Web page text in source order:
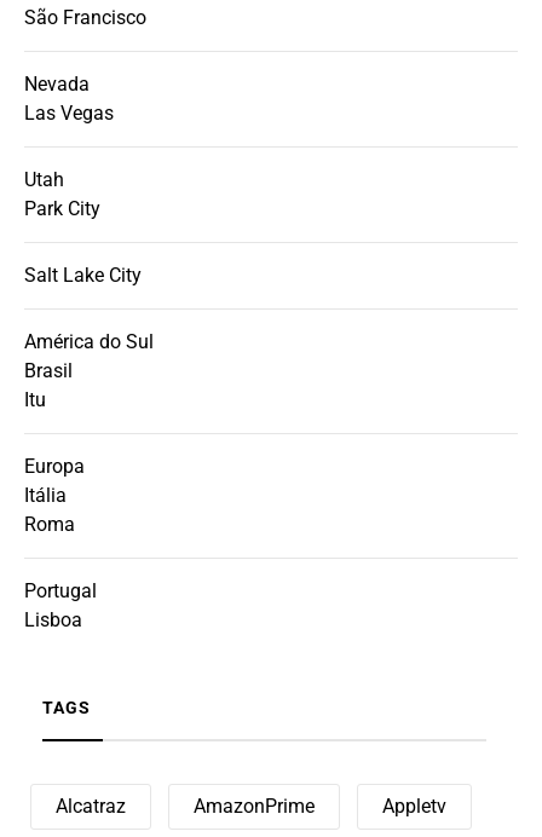
São Francisco
Nevada
Las Vegas
Utah
Park City
Salt Lake City
América do Sul
Brasil
Itu
Europa
Itália
Roma
Portugal
Lisboa
TAGS
Alcatraz AmazonPrime Appletv